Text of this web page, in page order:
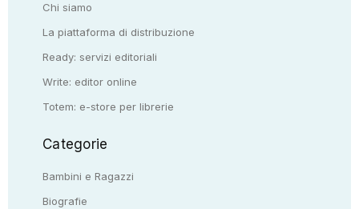
Chi siamo
La piattaforma di distribuzione
Ready: servizi editoriali
Write: editor online
Totem: e-store per librerie
Categorie
Bambini e Ragazzi
Biografie